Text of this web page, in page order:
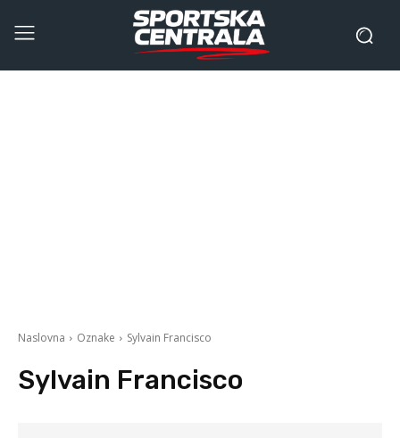
Naslovna Oznake Sylvain Francisco
Sylvain Francisco